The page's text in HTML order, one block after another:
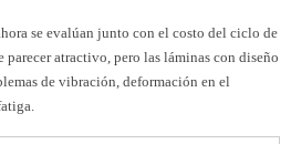
se evalúan junto con el costo del ciclo de
atractivo, pero las láminas con diseño
de vibración, deformación en el